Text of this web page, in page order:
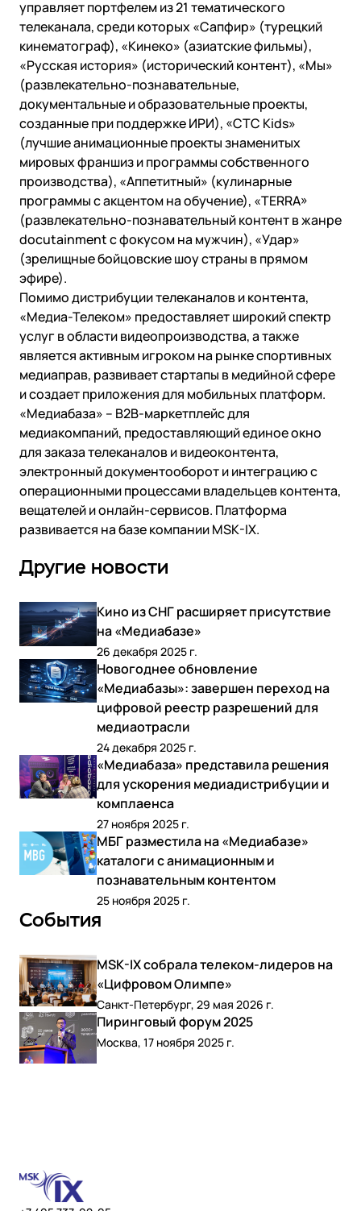
управляет портфелем из 21 тематического
телеканала, среди которых «Сапфир» (турецкий
кинематограф), «Кинеко» (азиатские фильмы),
«Русская история» (исторический контент), «Мы»
(развлекательно-познавательные,
документальные и образовательные проекты,
созданные при поддержке ИРИ), «СТС Kids»
(лучшие анимационные проекты знаменитых
мировых франшиз и программы собственного
производства), «Аппетитный» (кулинарные
программы с акцентом на обучение), «TERRA»
(развлекательно-познавательный контент в жанре
docutainment с фокусом на мужчин), «Удар»
(зрелищные бойцовские шоу страны в прямом
эфире).
Помимо дистрибуции телеканалов и контента,
«Медиа-Телеком» предоставляет широкий спектр
услуг в области видеопроизводства, а также
является активным игроком на рынке спортивных
медиаправ, развивает стартапы в медийной сфере
и создает приложения для мобильных платформ.
«Медиабаза» – B2B-маркетплейс для
медиакомпаний, предоставляющий единое окно
для заказа телеканалов и видеоконтента,
электронный документооборот и интеграцию с
операционными процессами владельцев контента,
вещателей и онлайн-сервисов. Платформа
развивается на базе компании MSK-IX.
Другие новости
Кино из СНГ расширяет присутствие
на «Медиабазе»
26 декабря 2025 г.
Новогоднее обновление
«Медиабазы»: завершен переход на
цифровой реестр разрешений для
медиаотрасли
24 декабря 2025 г.
«Медиабаза» представила решения
для ускорения медиадистрибуции и
комплаенса
27 ноября 2025 г.
МБГ разместила на «Медиабазе»
каталоги с анимационным и
познавательным контентом
25 ноября 2025 г.
События
MSK-IX собрала телеком-лидеров на
«Цифровом Олимпе»
Санкт-Петербург, 29 мая 2026 г.
Пиринговый форум 2025
Москва, 17 ноября 2025 г.